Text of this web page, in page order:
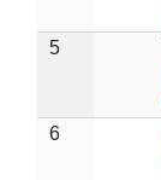
5
6